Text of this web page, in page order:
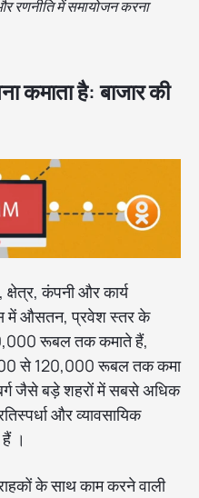
रणनीति में समायोजन करना
कमाता है: बाजार की
कंपनी और कार्य
में औसतन, प्रवेश स्तर के
रूबल तक कमाते हैं,
से 120,000 रूबल तक कमा
जैसे बड़े शहरों में सबसे अधिक
और व्यावसायिक
।
के साथ काम करने वाली